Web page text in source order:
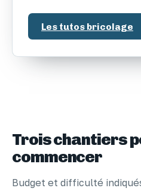
Les tutos bricolage
Trois chantiers
commencer
Budget et difficulté